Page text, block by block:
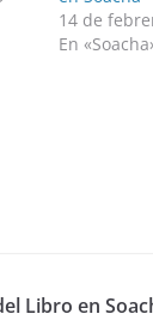
14 de
En
Libro en